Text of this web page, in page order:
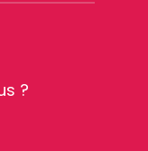
?